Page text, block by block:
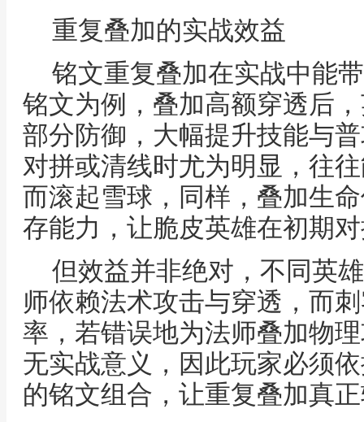
重复叠加的实战效益
铭文重复叠加在实战中能
铭文为例，叠加高额穿透后
部分防御，大幅提升技能与
对拼或清线时尤为明显，往
而滚起雪球，同样，叠加生
存能力，让脆皮英雄在初期
但效益并非绝对，不同英
师依赖法术攻击与穿透，而
率，若错误地为法师叠加物
无实战意义，因此玩家必须
的铭文组合，让重复叠加真